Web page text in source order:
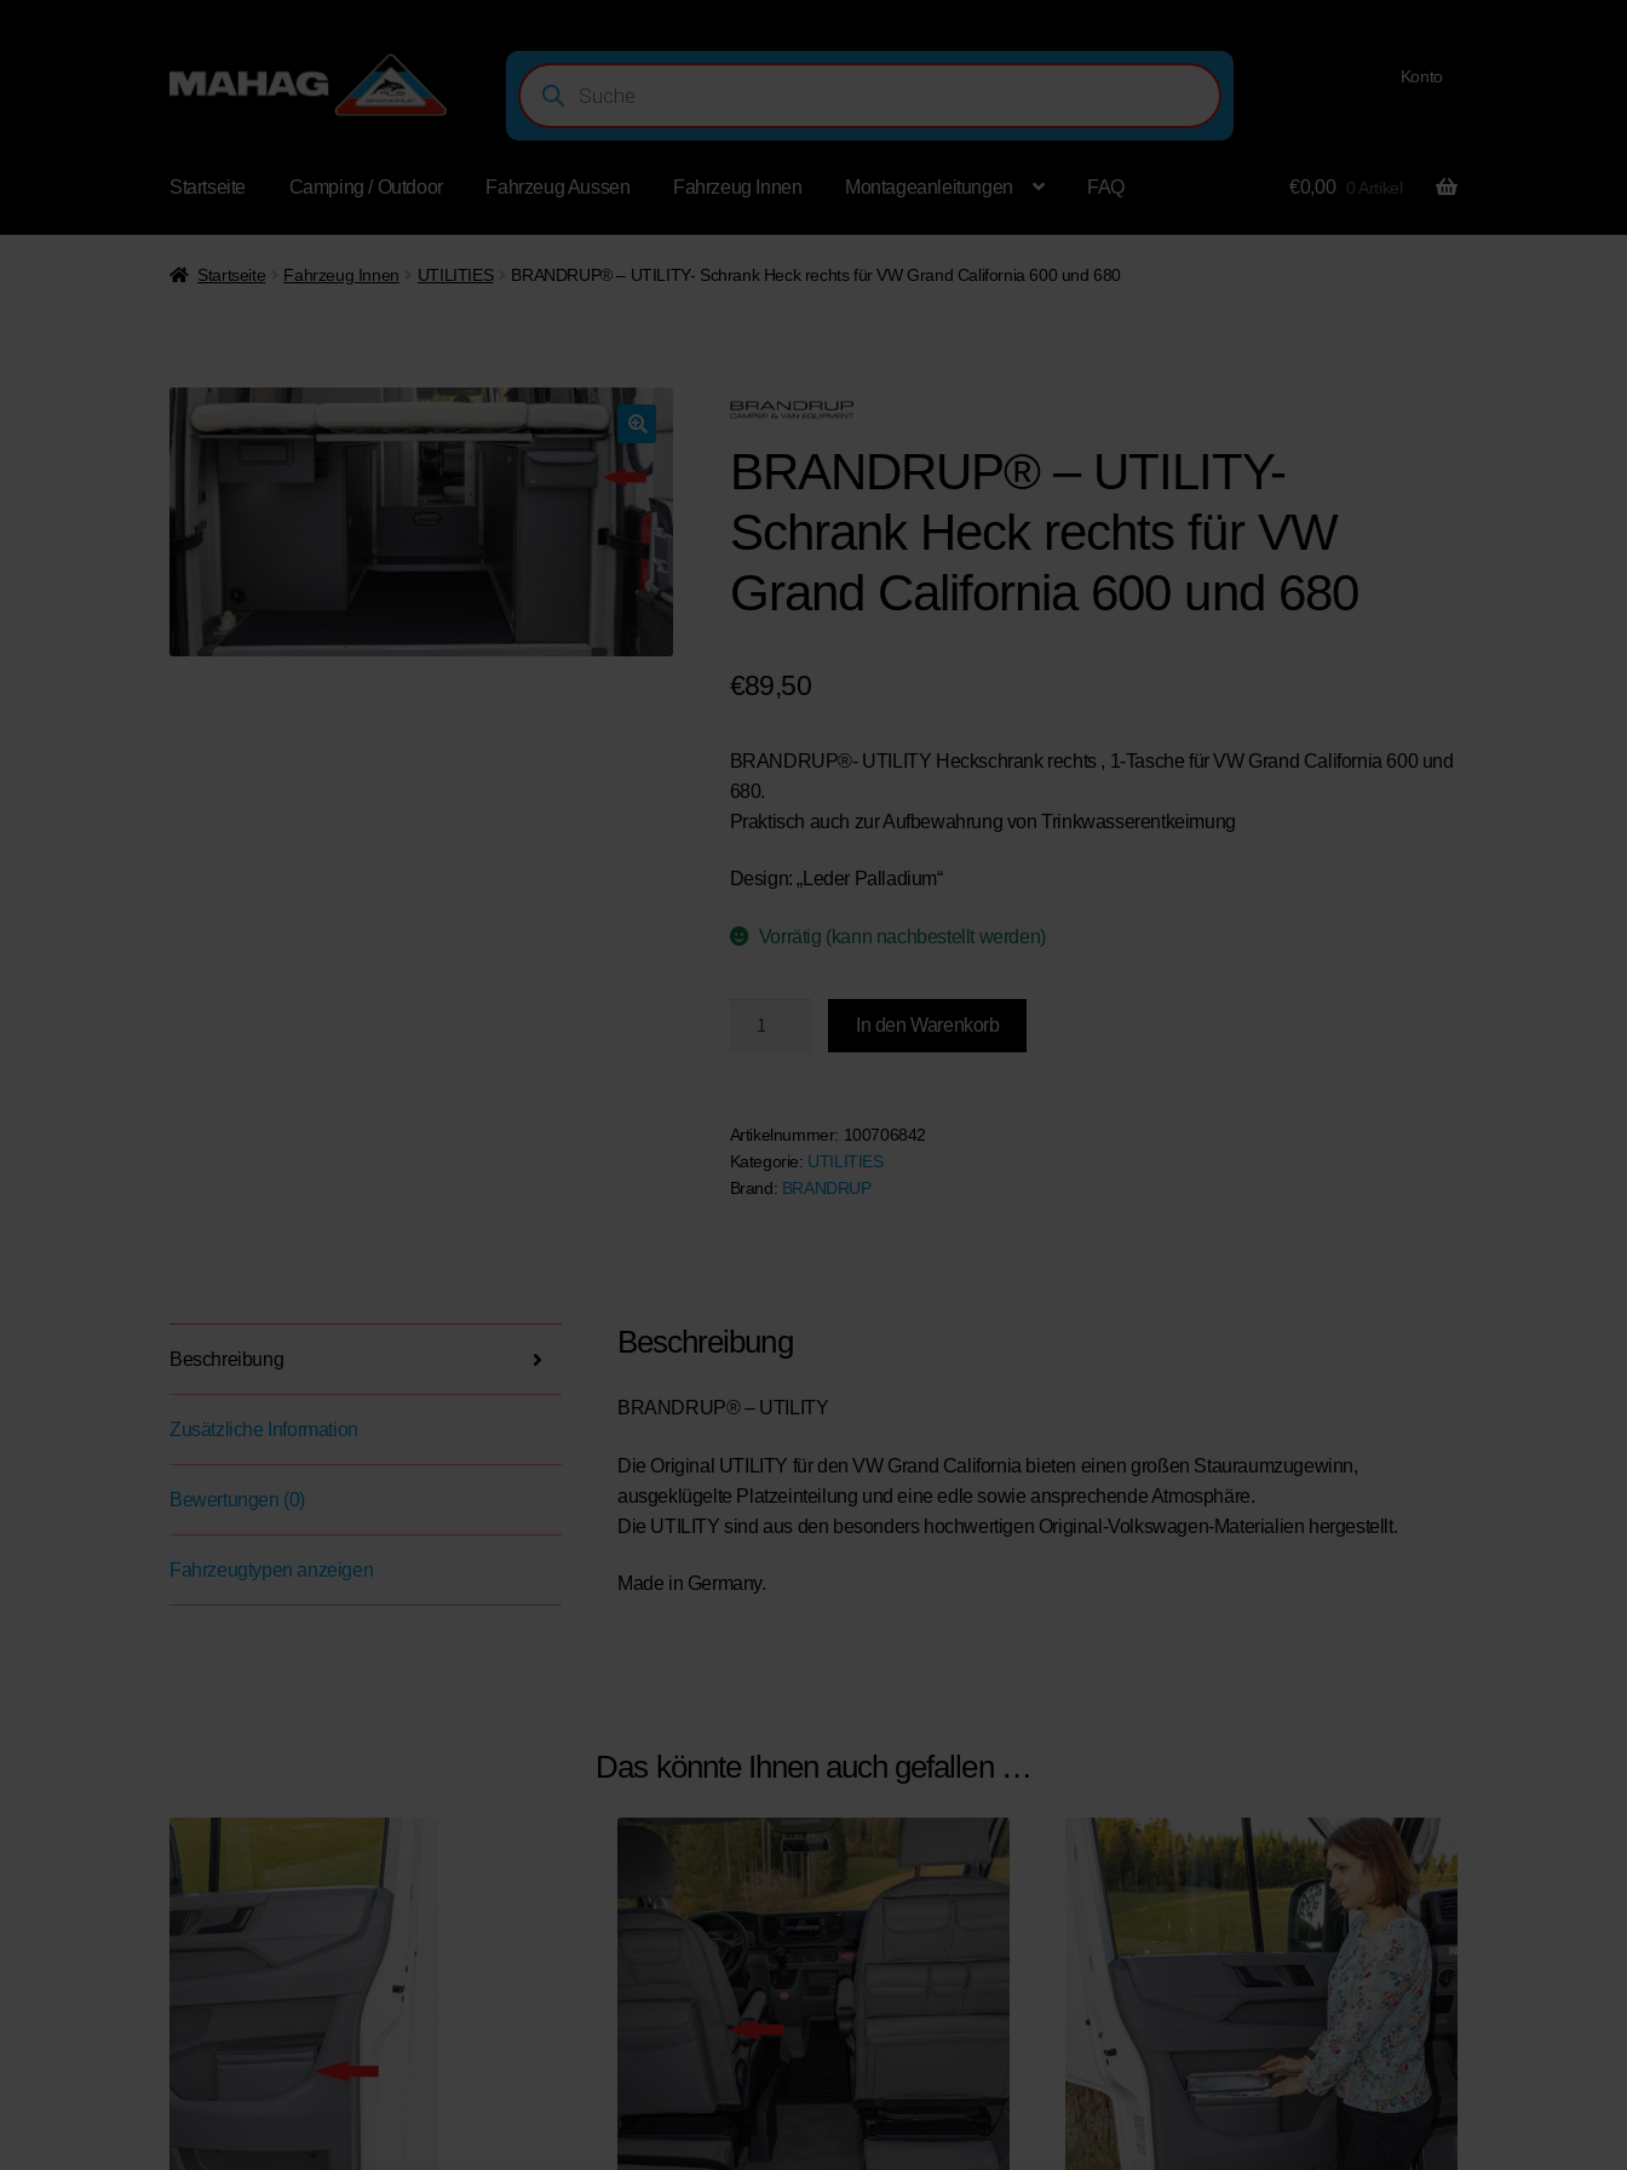
Products
search
Konto
Startseite Camping / Outdoor Fahrzeug Aussen Fahrzeug Innen Montageanleitungen FAQ €0,00 0 Artikel
Startseite Fahrzeug Innen UTILITIES BRANDRUP® – UTILITY- Schrank Heck rechts für VW Grand California 600 und 680
BRANDRUP® – UTILITY-
Schrank Heck rechts für VW
Grand California 600 und 680
€89,50
BRANDRUP®- UTILITY Heckschrank rechts , 1-Tasche für VW Grand California 600 und
680.
Praktisch auch zur Aufbewahrung von Trinkwasserentkeimung
Design: „Leder Palladium“
Vorrätig (kann nachbestellt werden)
Heck
rechts
für
und
Menge
In den Warenkorb
Artikelnummer: 100706842
Kategorie: UTILITIES
Brand: BRANDRUP
Beschreibung
Zusätzliche Information
Bewertungen (0)
Fahrzeugtypen anzeigen
Beschreibung
BRANDRUP® – UTILITY
Die Original UTILITY für den VW Grand California bieten einen großen Stauraumzugewinn,
ausgeklügelte Platzeinteilung und eine edle sowie ansprechende Atmosphäre.
Die UTILITY sind aus den besonders hochwertigen Original-Volkswagen-Materialien hergestellt.
Made in Germany.
Das könnte Ihnen auch gefallen …